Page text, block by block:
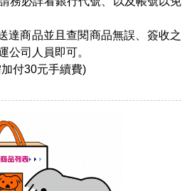
達商品並且查閱商品無誤、簽收之
公司人員即可。
付30元手續費)